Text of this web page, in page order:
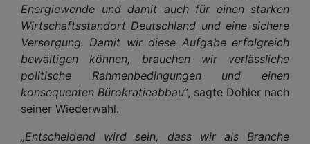
Energiewende und damit auch für einen starken
Wirtschaftsstandort Deutschland und eine sichere
Versorgung. Damit wir diese Aufgabe erfolgreich
bewältigen können, brauchen wir verlässliche
politische Rahmenbedingungen und einen
konsequenten Bürokratieabbau“, sagte Dohler nach
seiner Wiederwahl.
„Entscheidend wird sein, dass wir als Branche